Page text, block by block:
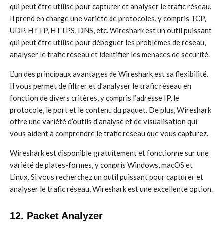
qui peut être utilisé pour capturer et analyser le trafic réseau.
Il prend en charge une variété de protocoles, y compris TCP,
UDP, HTTP, HTTPS, DNS, etc. Wireshark est un outil puissant
qui peut être utilisé pour déboguer les problèmes de réseau,
analyser le trafic réseau et identifier les menaces de sécurité.
L’un des principaux avantages de Wireshark est sa flexibilité.
Il vous permet de filtrer et d’analyser le trafic réseau en
fonction de divers critères, y compris l’adresse IP, le
protocole, le port et le contenu du paquet. De plus, Wireshark
offre une variété d’outils d’analyse et de visualisation qui
vous aident à comprendre le trafic réseau que vous capturez.
Wireshark est disponible gratuitement et fonctionne sur une
variété de plates-formes, y compris Windows, macOS et
Linux. Si vous recherchez un outil puissant pour capturer et
analyser le trafic réseau, Wireshark est une excellente option.
12. Packet Analyzer